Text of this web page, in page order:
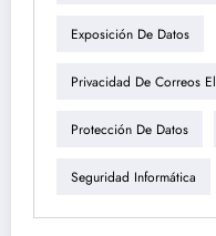
Exposición De Datos
Privacidad De Correos
Protección De Datos
Seguridad Informática